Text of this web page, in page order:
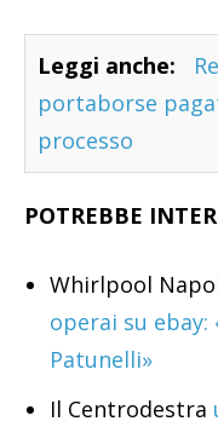
Leggi anche:
portaborse
processo
POTREBBE
Whirlpool
operai su
Patunelli»
Il Centrodestra